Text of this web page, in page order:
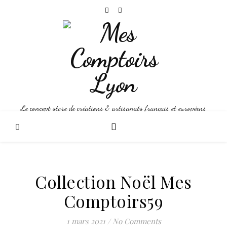
Le concept store de créations & artisanats français et européens
Collection Noël Mes
Comptoirs59
1 mars 2021 / No Comments